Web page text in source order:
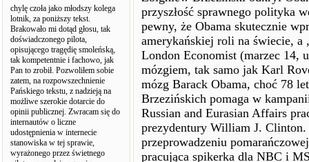
chylę czoła jako młodszy kolega
lotnik, za poniższy tekst.
Brakowało mi dotąd głosu, tak
doświadczonego pilota,
opisującego tragędię smoleńską,
tak kompetentnie i fachowo, jak
Pan to zrobił. Pozwoliłem sobie
zatem, na rozpowszechnienie
Pańskiego tekstu, z nadzieją na
możliwe szerokie dotarcie do
opinii publicznej. Zwracam się do
internautów o liczne
udostępnienia w internecie
stanowiska w tej sprawie,
wyrażonego przez świetnego
przyszłość sprawnego polityka
pewny, że Obama skutecznie
amerykańskiej roli na świecie, a
London Economist (marzec 14,
mózgiem, tak samo jak Karl
mózg Barack Obama, choć 78
Brzezińskich pomaga w
Russian and Eurasian Affairs
prezydentury William J.
przeprowadzeniu
pracująca spikerka dla NBC i